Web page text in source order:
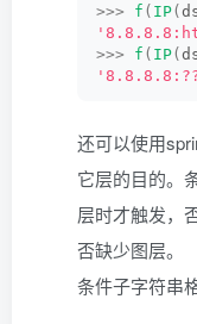
>>>
f ( IP(
>>>
f ( IP(
还可以使用
它层的目的。
层时才触发，
否缺少图层。
条件子字符串